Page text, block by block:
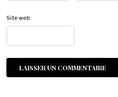
Site web